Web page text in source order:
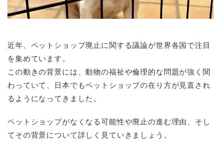
近年、ペットショップ廃止に関する議論が世界各国で注目
を集めています。
この動きの背景には、動物の福祉や倫理的な問題が強く関
わっていて、日本でもペットショップの在り方が見直され
るようになってきました。
ペットショップがなくなる可能性や廃止の進む理由、そし
てその背景について詳しく見ていきましょう。